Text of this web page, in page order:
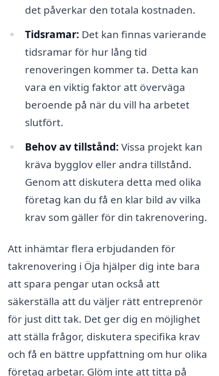
det påverkar den totala kostnaden.
Tidsramar: Det kan finnas varierande
tidsramar för hur lång tid
renoveringen kommer ta. Detta kan
vara en viktig faktor att överväga
beroende på när du vill ha arbetet
slutfört.
Behov av tillstånd: Vissa projekt kan
kräva bygglov eller andra tillstånd.
Genom att diskutera detta med olika
företag kan du få en klar bild av vilka
krav som gäller för din takrenovering.
Att inhämtar flera erbjudanden för
takrenovering i Öja hjälper dig inte bara
att spara pengar utan också att
säkerställa att du väljer rätt entreprenör
för just ditt tak. Det ger dig en möjlighet
att ställa frågor, diskutera specifika krav
och få en bättre uppfattning om hur olika
företag arbetar. Glöm inte att titta på